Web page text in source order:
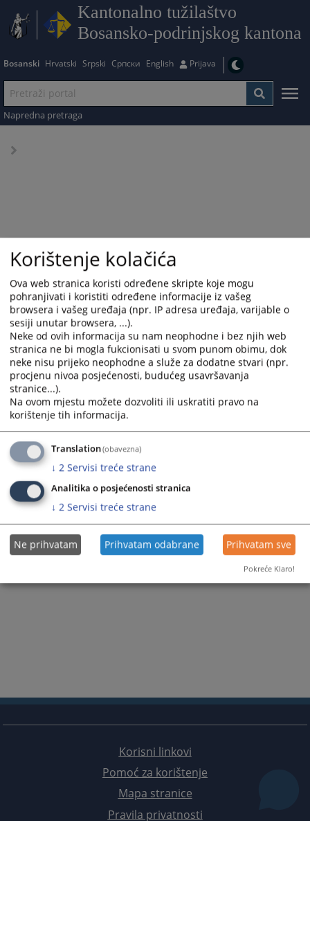
Kantonalno tužilaštvo
Bosansko-podrinjskog kantona
Bosanski Hrvatski Srpski Српски English Prijava
Napredna pretraga
Trenutno nema vijesti
Korisni linkovi
Pomoć za korištenje
Mapa stranice
Pravila privatnosti
Korištenje kolačića
Ova web stranica koristi određene skripte koje mogu
pohranjivati i koristiti određene informacije iz vašeg
browsera i vašeg uređaja (npr. IP adresa uređaja, varijable o
sesiji unutar browsera, ...).
Neke od ovih informacija su nam neophodne i bez njih web
stranica ne bi mogla fukcionisati u svom punom obimu, dok
neke nisu prijeko neophodne a služe za dodatne stvari (npr.
procjenu nivoa posjećenosti, budućeg usavršavanja
stranice...).
Na ovom mjestu možete dozvoliti ili uskratiti pravo na
korištenje tih informacija.
Translation(obavezna)
↓ 2 Servisi treće strane
Analitika o posjećenosti stranica
↓ 2 Servisi treće strane
Ne prihvatam Prihvatam odabrane Prihvatam sve
Pokreće Klaro!